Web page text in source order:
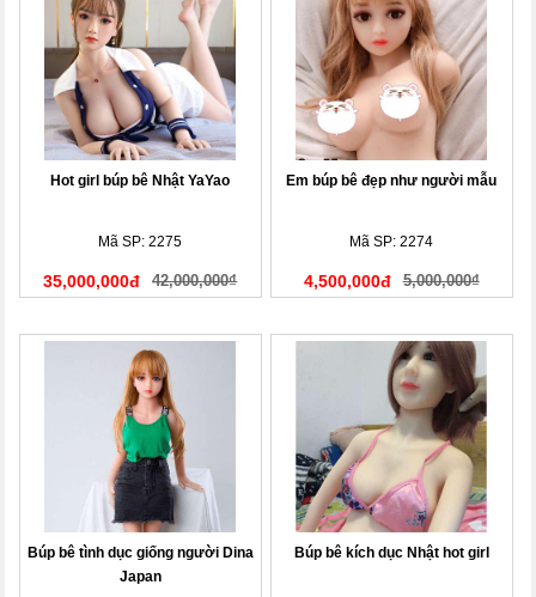
Hot girl búp bê Nhật YaYao
Mã SP: 2275
35,000,000đ 42,000,000₫
Em búp bê đẹp như người mẫu
Mã SP: 2274
4,500,000đ 5,000,000₫
Búp bê tình dục giống người Dina
Japan
Búp bê kích dục Nhật hot girl